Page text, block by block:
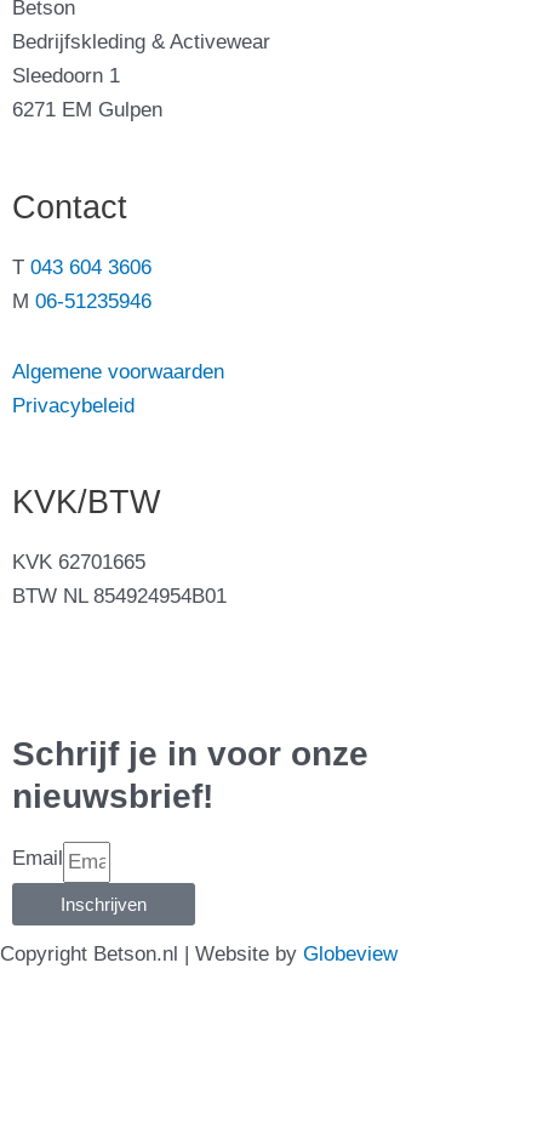
Betson
Bedrijfskleding & Activewear
Sleedoorn 1
6271 EM Gulpen
Contact
T 043 604 3606
M 06-51235946
Algemene voorwaarden
Privacybeleid
KVK/BTW
KVK 62701665
BTW NL 854924954B01
Schrijf je in voor onze
nieuwsbrief!
Email
Inschrijven
Copyright Betson.nl | Website by Globeview